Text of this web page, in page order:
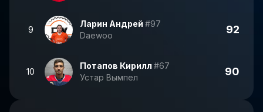
9
Ларин Андрей #97
Daewoo
92
10
Потапов Кирилл #67
Устар Вымпел
90